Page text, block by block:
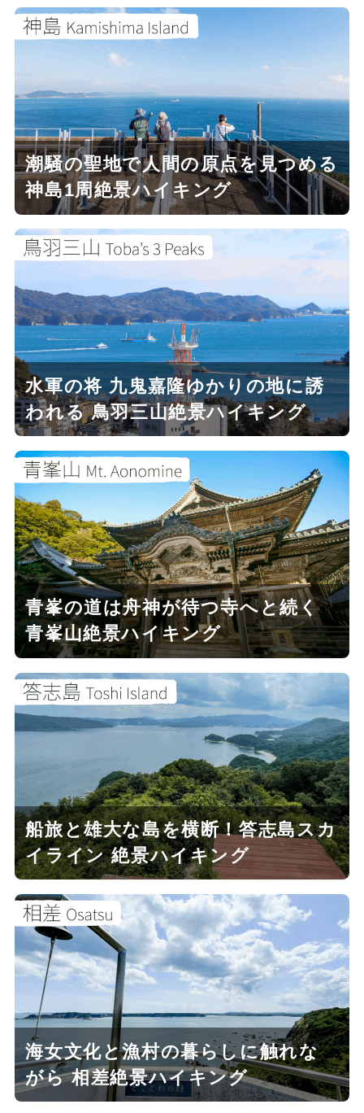
潮騒の聖地で人間の原点を見つめる
神島1周絶景ハイキング
水軍の将 九鬼嘉隆ゆかりの地に誘
われる 鳥羽三山絶景ハイキング
青峯の道は舟神が待つ寺へと続く
青峯山絶景ハイキング
船旅と雄大な島を横断！答志島スカ
イライン 絶景ハイキング
海女文化と漁村の暮らしに触れな
がら 相差絶景ハイキング